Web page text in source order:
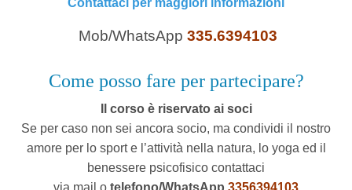
Contattaci per maggiori informazioni
Mob/WhatsApp 335.6394103
Come posso fare per partecipare?
Il corso è riservato ai soci
Se per caso non sei ancora socio, ma condividi il nostro
amore per lo sport e l’attività nella natura, lo yoga ed il
benessere psicofisico contattaci